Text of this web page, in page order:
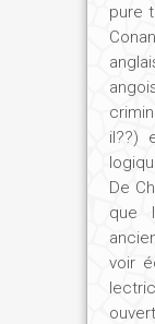
pure
il??)
De
que
voir